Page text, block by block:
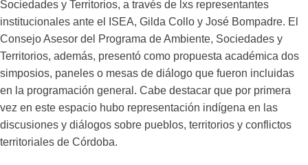
Sociedades y Territorios, a través de lxs representantes
institucionales ante el ISEA, Gilda Collo y José Bompadre. El
Consejo Asesor del Programa de Ambiente, Sociedades y
Territorios, además, presentó como propuesta académica dos
simposios, paneles o mesas de diálogo que fueron incluidas
en la programación general. Cabe destacar que por primera
vez en este espacio hubo representación indígena en las
discusiones y diálogos sobre pueblos, territorios y conflictos
territoriales de Córdoba.